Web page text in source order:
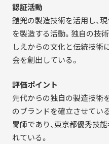
認証活動
鎧兜の製造技術を活用し、
を製造する活動。独自の技
しえからの文化と伝統技術
会を創出している。
評価ポイント
先代からの独自の製造技術
のブランドを確立させてい
冑師であり、東京都優秀技
れている。